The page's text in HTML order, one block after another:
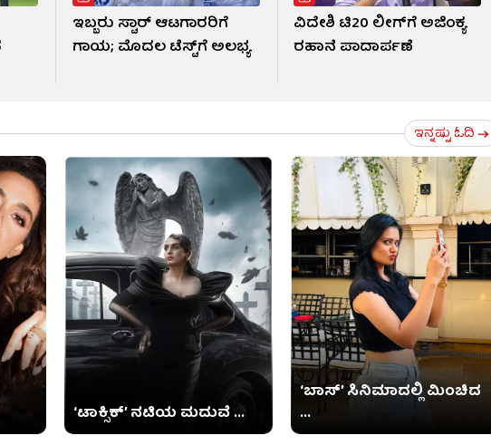
ಇಬ್ಬರು ಸ್ಟಾರ್ ಆಟಗಾರರಿಗೆ
ಗಾಯ; ಮೊದಲ ಟೆಸ್ಟ್​ಗೆ ಅಲಭ್ಯ
ವಿದೇಶಿ ಟಿ20 ಲೀಗ್​ಗೆ ಅಜಿಂಕ್ಯ
ರಹಾನೆ ಪಾದಾರ್ಪಣೆ
ಇನ್ನಷ್ಟು ಓದಿ
‘ಟಾಕ್ಸಿಕ್’ ನಟಿಯ ಮದುವೆ ...
‘ಬಾಸ್’ ಸಿನಿಮಾದಲ್ಲಿ ಮಿಂಚಿದ
...